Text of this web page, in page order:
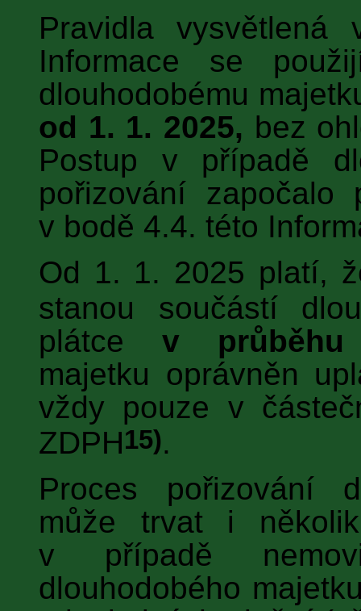
Pravidla
Informace se
dlouhodobému
od 1. 1. 2025, bez
Postup v případě
pořizování
v bodě 4.4. této
Od 1. 1. 2025 platí,
stanou součástí
plátce v průběhu
majetku oprávněn
vždy pouze v
ZDPH15).
Proces pořizování
může trvat i
v případě
dlouhodobého